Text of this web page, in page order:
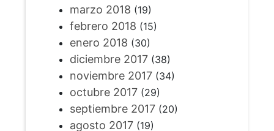
marzo 2018 (19)
febrero 2018 (15)
enero 2018 (30)
diciembre 2017(38)
noviembre 2017(34)
octubre 2017(29)
septiembre 2017(20)
agosto 2017(19)